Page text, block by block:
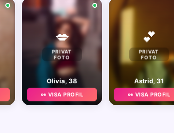
💋
PRIVAT
FOTO
Olivia, 38
👀 VISA PROFIL
💕
PRIVAT
FOTO
Astrid, 31
👀 VISA PROFIL